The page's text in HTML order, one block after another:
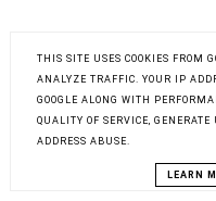
THIS SITE USES COOKIES FROM
ANALYZE TRAFFIC. YOUR IP
GOOGLE ALONG WITH
QUALITY OF SERVICE,
ADDRESS ABUSE.
LEARN